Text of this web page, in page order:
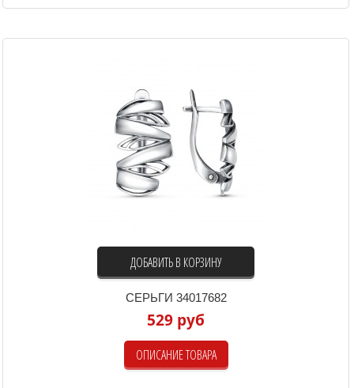
ДОБАВИТЬ В КОРЗИНУ
СЕРЬГИ 34017682
529 руб
ОПИСАНИЕ ТОВАРА